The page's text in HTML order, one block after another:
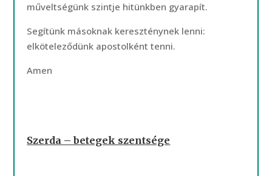
műveltségünk szintje hitünkben gyarapít.
Segítünk másoknak kereszténynek lenni:
elköteleződünk apostolként tenni.
Amen
Szerda – betegek szentsége